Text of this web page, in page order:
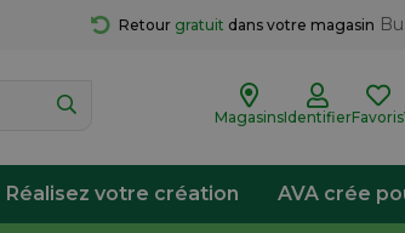
Retour gratuit dans votre magasin
MagasinsIdentifierFavoris
Réalisez votre création AVA crée